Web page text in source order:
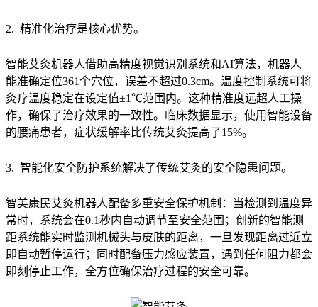
2. 精准化治疗是核心优势。
智能艾灸机器人借助高精度视觉识别系统和AI算法，机器人
能准确定位361个穴位，误差不超过0.3cm。温度控制系统可将
灸疗温度稳定在设定值±1℃范围内。这种精准度远超人工操
作，确保了治疗效果的一致性。临床数据显示，使用智能设备
的腰痛患者，症状缓解率比传统艾灸提高了15%。
3. 智能化安全防护系统解决了传统艾灸的安全隐患问题。
智美康民艾灸机器人配备多重安全保护机制：当检测到温度异
常时，系统会在0.1秒内自动调节至安全范围；创新的智能测
距系统能实时监测机械头与皮肤的距离，一旦发现距离过近立
即自动暂停运行；同时配备压力感应装置，遇到任何阻力都会
即刻停止工作，全方位确保治疗过程的安全可靠。